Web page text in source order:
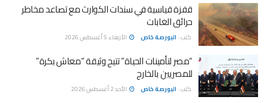
قفزة قياسية في سندات الكوارث مع تصاعد مخاطر
حرائق الغابات
كتب : البورصة خاص الأربعاء 5 أغسطس 2026
“مصر لتأمينات الحياة” تتيح وثيقة “معاش بكرة”
للمصريين بالخارج
كتب : البورصة خاص الأحد 2 أغسطس 2026